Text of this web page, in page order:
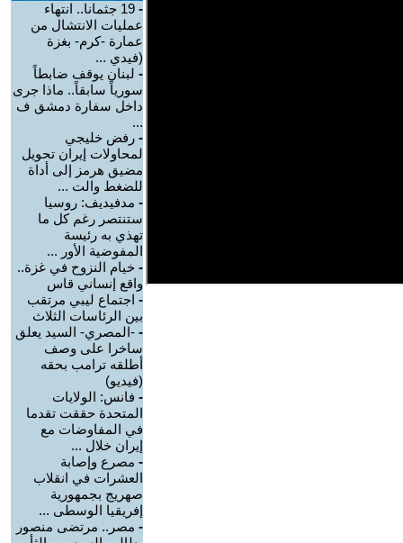
-
19 جثمانا.. انتهاء
عمليات الانتشال من
عمارة -كرم- بغزة
(فيدي ...
- لبنان يوقف ضابطاً
سورياً سابقاً.. ماذا جرى
داخل سفارة دمشق ف
...
- رفض خليجي
لمحاولات إيران تحويل
مضيق هرمز إلى أداة
للضغط والت ...
- مدفيديف: روسيا
ستنتصر رغم كل ما
تهذي به رئيسة
المفوضية الأور ...
- خيام النزوح في غزة..
واقع إنساني قاس
- اجتماع ليبي مرتقب
بين الرئاسات الثلاث
- -المصري- السيد يعلق
ساخرا على وصف
أطلقه ترامب بحقه
(فيديو)
- فانس: الولايات
المتحدة حققت تقدما
في المفاوضات مع
إيران خلال ...
- مصرع وإصابة
العشرات في انقلاب
صهريج بجمهورية
إفريقيا الوسطى ...
- مصر.. مرتضى منصور